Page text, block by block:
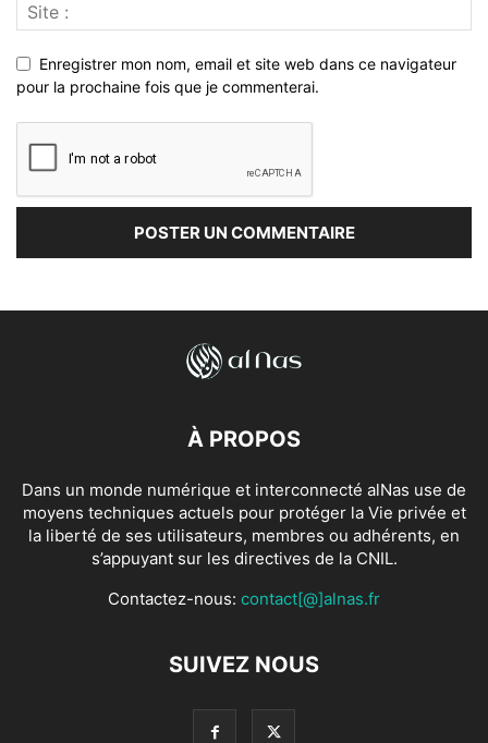
Enregistrer mon nom, email et site web dans ce navigateur
pour la prochaine fois que je commenterai.
À PROPOS
Dans un monde numérique et interconnecté alNas use de
moyens techniques actuels pour protéger la Vie privée et
la liberté de ses utilisateurs, membres ou adhérents, en
s’appuyant sur les directives de la CNIL.
Contactez-nous: contact[@]alnas.fr
SUIVEZ NOUS